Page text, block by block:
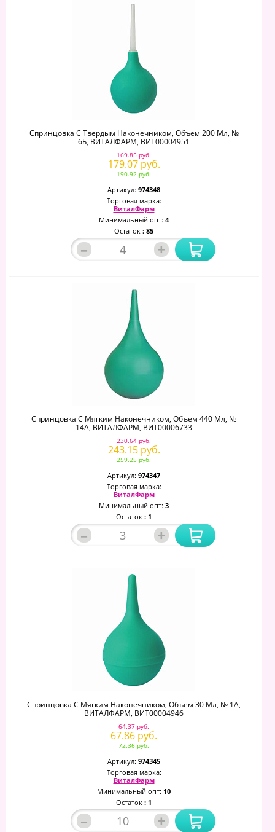
Спринцовка С Твердым Наконечником, Объем 200 Мл, №
6Б, ВИТАЛФАРМ, ВИТ00004951
169.85 руб.
179.07 руб.
190.92 руб.
Артикул: 974348
Торговая марка:
ВиталФарм
Минимальный опт: 4
Остаток : 85
– +
Спринцовка С Мягким Наконечником, Объем 440 Мл, №
14А, ВИТАЛФАРМ, ВИТ00006733
230.64 руб.
243.15 руб.
259.25 руб.
Артикул: 974347
Торговая марка:
ВиталФарм
Минимальный опт: 3
Остаток : 1
– +
Спринцовка С Мягким Наконечником, Объем 30 Мл, № 1А,
ВИТАЛФАРМ, ВИТ00004946
64.37 руб.
67.86 руб.
72.36 руб.
Артикул: 974345
Торговая марка:
ВиталФарм
Минимальный опт: 10
Остаток : 1
– +